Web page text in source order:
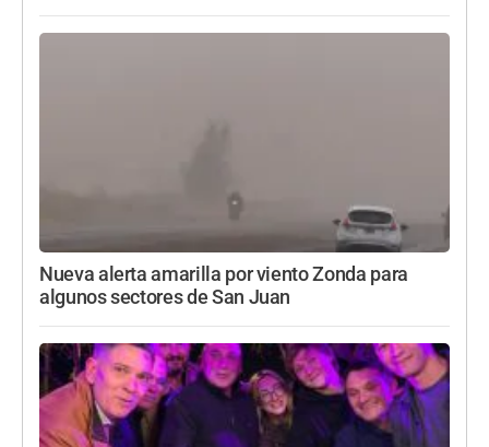
Nueva alerta amarilla por viento Zonda para
algunos sectores de San Juan